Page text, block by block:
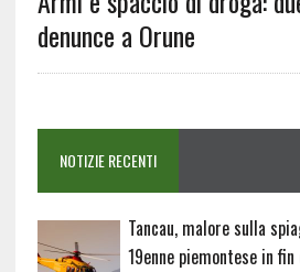
denunce a Orune
NOTIZIE RECENTI
Tancau, malore sulla
19enne piemontese in